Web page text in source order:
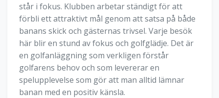
står i fokus. Klubben arbetar ständigt för att
förbli ett attraktivt mål genom att satsa på både
banans skick och gästernas trivsel. Varje besök
här blir en stund av fokus och golfglädje. Det är
en golfanläggning som verkligen förstår
golfarens behov och som levererar en
spelupplevelse som gör att man alltid lämnar
banan med en positiv känsla.